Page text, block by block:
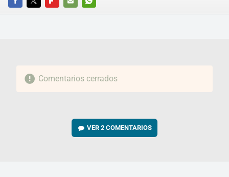
FACEBOOKTWITTERFLIPBOARD
E-
WHATSAPP
Comentarios cerrados
VER2 COMENTARIOS